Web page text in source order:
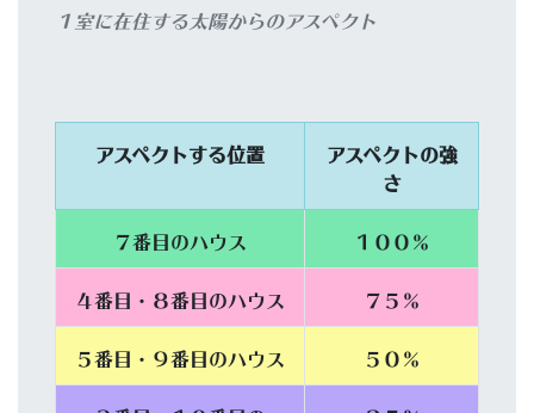
１室に在住する太陽からのアスペクト
アスペクトする位置
アスペクトの強
さ
７番目のハウス
１００％
４番目・８番目のハウス
７５％
５番目・９番目のハウス
５０％